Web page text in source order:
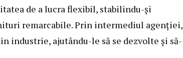
de a lucra flexibil, stabilindu-și
remarcabile. Prin intermediul agenției,
industrie, ajutându-le să se dezvolte și să-